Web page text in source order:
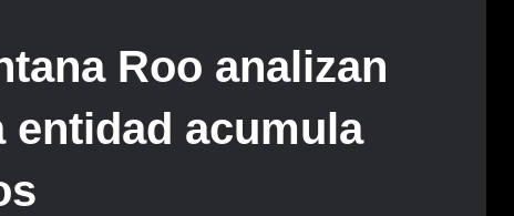
Roo analizan
entidad acumula